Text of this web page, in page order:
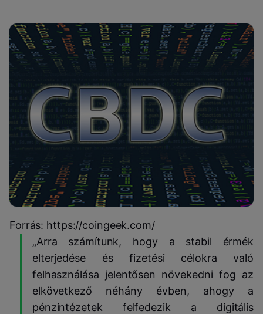
Forrás: https://coingeek.com/
„Arra számítunk, hogy a stabil érmék
elterjedése és fizetési célokra való
felhasználása jelentősen növekedni fog az
elkövetkező néhány évben, ahogy a
pénzintézetek felfedezik a digitális